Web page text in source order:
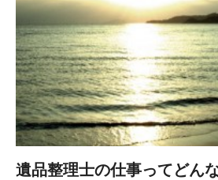
遺品整理士の仕事ってどん